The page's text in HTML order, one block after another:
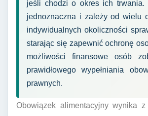
jeśli chodzi o okres ich trwania.
jednoznaczna i zależy od wielu
indywidualnych okoliczności
starając się zapewnić ochronę
możliwości finansowe osób
prawidłowego wypełniania
prawnych.
Obowiązek alimentacyjny wynika